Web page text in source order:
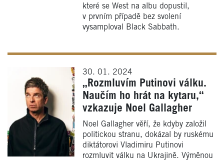
které se West na albu dopustil,
v prvním případě bez svolení
vysamploval Black Sabbath.
30. 01. 2024
„Rozmluvím Putinovi válku.
Naučím ho hrát na kytaru,“
vzkazuje Noel Gallagher
Noel Gallagher věří, že kdyby založil
politickou stranu, dokázal by ruskému
diktátorovi Vladimiru Putinovi
rozmluvit válku na Ukrajině. Výměnou